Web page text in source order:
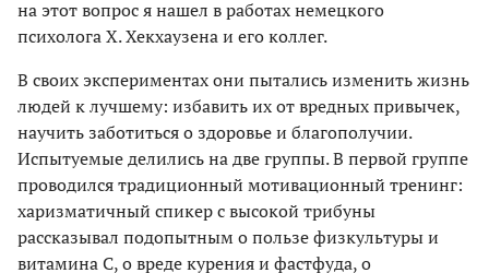
на этот вопрос я нашел в работах немецкого
психолога Х. Хекхаузена и его коллег.
В своих экспериментах они пытались изменить жизнь
людей к лучшему: избавить их от вредных привычек,
научить заботиться о здоровье и благополучии.
Испытуемые делились на две группы. В первой группе
проводился традиционный мотивационный тренинг:
харизматичный спикер с высокой трибуны
рассказывал подопытным о пользе физкультуры и
витамина С, о вреде курения и фастфуда, о